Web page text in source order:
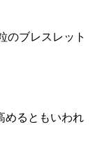
のブレスレット
めるともいわれ